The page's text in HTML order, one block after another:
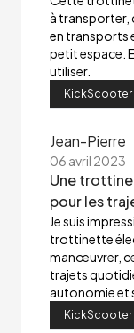
à transporter,
en transports
petit espace.
utiliser.
KickScooter
Jean-Pierre
06 avril 2023
Une
pour les
Je suis
trottinette
manœuvrer,
trajets
autonomie et
KickScooter